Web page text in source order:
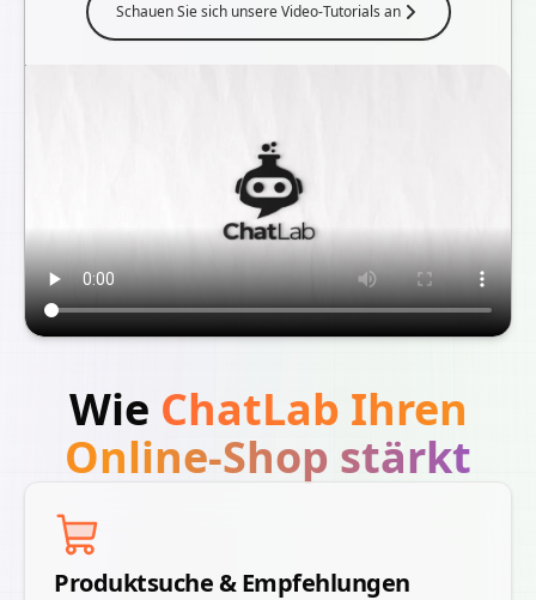
Schauen Sie sich unsere Video-Tutorials an
Wie ChatLab Ihren
Online-Shop stärkt
Produktsuche & Empfehlungen